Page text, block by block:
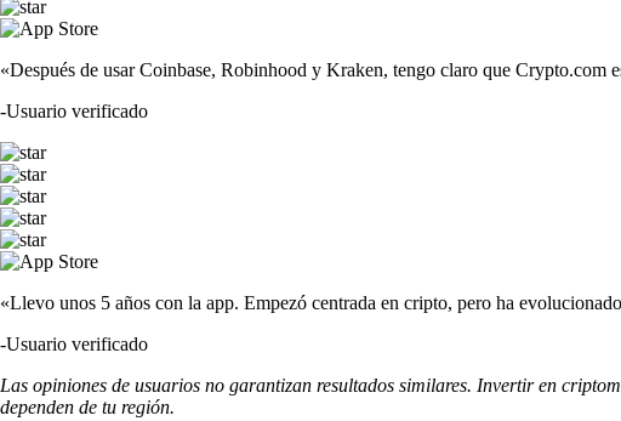
«Después de usar Coinbase, Robinhood y Kraken, tengo claro que
-Usuario verificado
«Llevo unos 5 años con la app. Empezó centrada en cripto, pero ha
-Usuario verificado
Las opiniones de usuarios no garantizan resultados similares. Invertir en
dependen de tu región.